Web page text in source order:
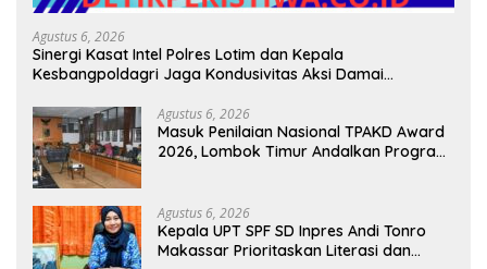
Agustus 6, 2026
Sinergi Kasat Intel Polres Lotim dan Kepala
Kesbangpoldagri Jaga Kondusivitas Aksi Damai
Agustus 6, 2026
Masuk Penilaian Nasional TPAKD Award
2026, Lombok Timur Andalkan Program
Agustus 6, 2026
Kepala UPT SPF SD Inpres Andi Tonro
Makassar Prioritaskan Literasi dan